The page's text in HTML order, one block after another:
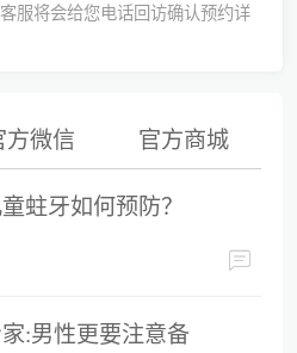
？
，建议准备3-6个月时间
服将会给您电话回访确认预约详
方微信 官方商城
蛀牙如何预防？
:男性更要注意备